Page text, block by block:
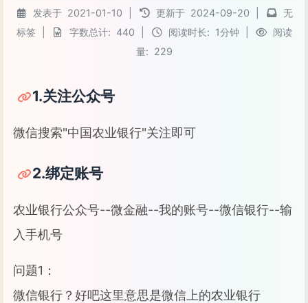
发表于 2021-01-10 更新于 2024-09-20
无
标签
字数总计: 440 阅读时长: 1分钟
阅读
量: 229
1.关注公众号
微信搜索"中国农业银行"关注即可
2.绑定账号
农业银行公众号--微金融--我的账号--微信银行--输
入手机号
问题1：
微信银行？好吧这里意思是微信上的农业银行